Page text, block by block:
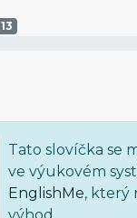
13
Tato slovíčka se
ve výukovém
EnglishMe, který